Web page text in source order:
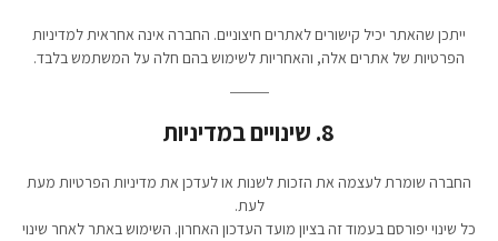
ייתכן שהאתר יכיל קישורים לאתרים חיצוניים. החברה אינה אחראית למדיניות
הפרטיות של אתרים אלה, והאחריות לשימוש בהם חלה על המשתמש בלבד.
8. שינויים במדיניות
החברה שומרת לעצמה את הזכות לשנות או לעדכן את מדיניות הפרטיות מעת
לעת.
כל שינוי יפורסם בעמוד זה בציון מועד העדכון האחרון. השימוש באתר לאחר שינוי